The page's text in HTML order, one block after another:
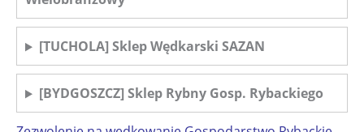
[TUCHOLA] Sklep Wędkarski SAZAN
[BYDGOSZCZ] Sklep Rybny Gosp. Rybackiego